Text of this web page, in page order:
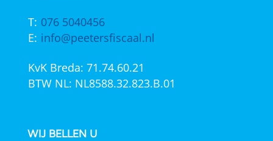
T: 076 5040456
E: info@peetersfiscaal.nl
KvK Breda: 71.74.60.21
BTW NL: NL8588.32.823.B.01
WIJ BELLEN U